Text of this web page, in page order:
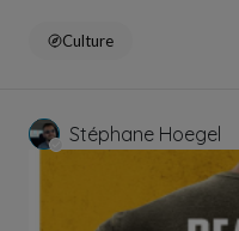
Culture
Stéphane Hoegel